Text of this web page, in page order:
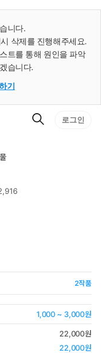
니다.
삭제를 진행해주세요.
트를 통해 원인을 파악
습니다.
기
검
로그인
2작품
1,000 ~ 3,000원
22,000원
22,000원